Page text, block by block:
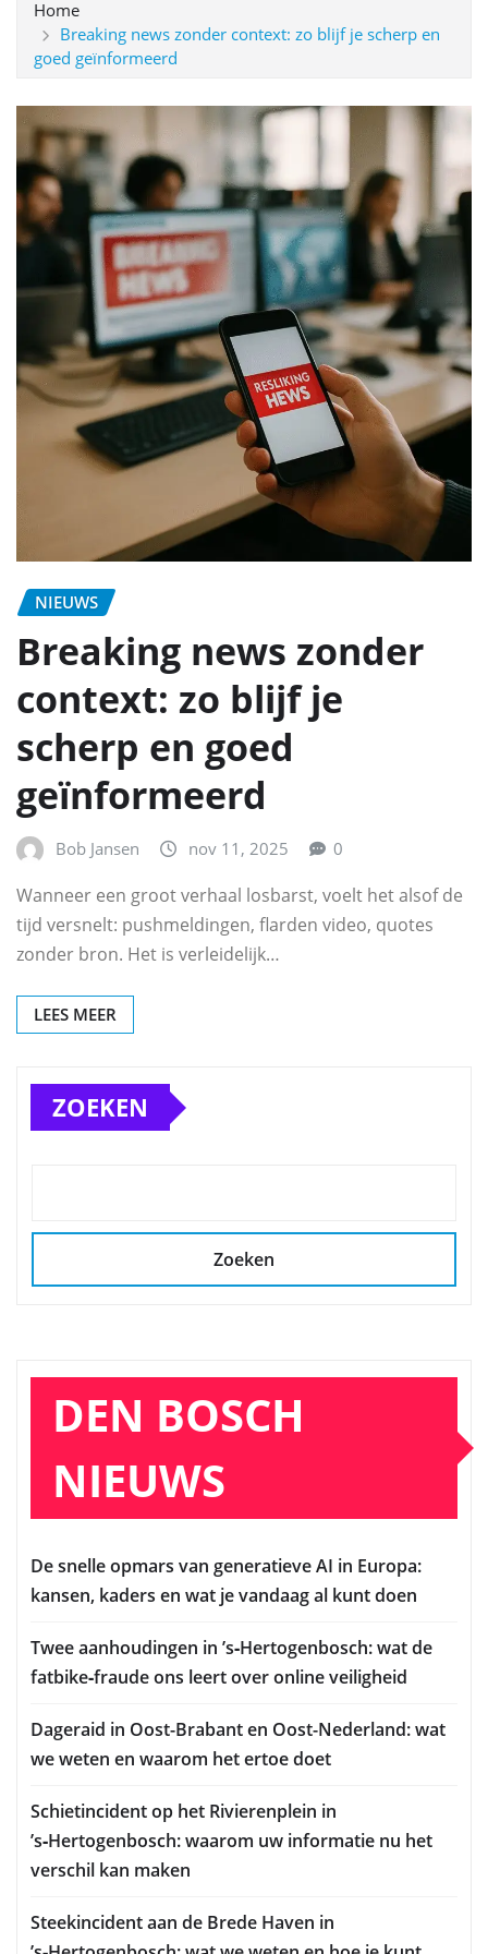
Home
Breaking news zonder context: zo blijf je scherp en
goed geïnformeerd
NIEUWS
Breaking news zonder
context: zo blijf je
scherp en goed
geïnformeerd
Bob Jansen nov 11, 2025 0
Wanneer een groot verhaal losbarst, voelt het alsof de
tijd versnelt: pushmeldingen, flarden video, quotes
zonder bron. Het is verleidelijk…
LEES MEER
ZOEKEN
Zoeken
DEN BOSCH
NIEUWS
De snelle opmars van generatieve AI in Europa:
kansen, kaders en wat je vandaag al kunt doen
Twee aanhoudingen in ’s‑Hertogenbosch: wat de
fatbike‑fraude ons leert over online veiligheid
Dageraid in Oost-Brabant en Oost-Nederland: wat
we weten en waarom het ertoe doet
Schietincident op het Rivierenplein in
’s‑Hertogenbosch: waarom uw informatie nu het
verschil kan maken
Steekincident aan de Brede Haven in